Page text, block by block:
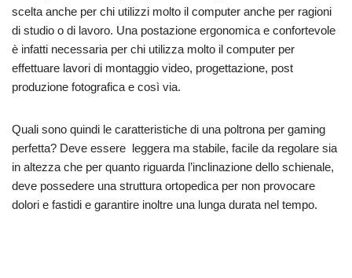
scelta anche per chi utilizzi molto il computer anche per ragioni
di studio o di lavoro. Una postazione ergonomica e confortevole
è infatti necessaria per chi utilizza molto il computer per
effettuare lavori di montaggio video, progettazione, post
produzione fotografica e così via.
Quali sono quindi le caratteristiche di una poltrona per gaming
perfetta? Deve essere leggera ma stabile, facile da regolare sia
in altezza che per quanto riguarda l’inclinazione dello schienale,
deve possedere una struttura ortopedica per non provocare
dolori e fastidi e garantire inoltre una lunga durata nel tempo.